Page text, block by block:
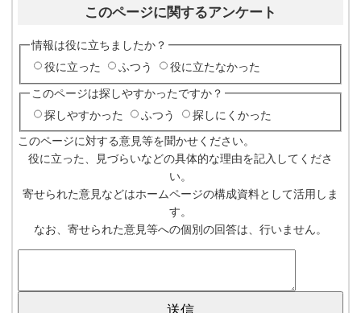
このページに関するアンケート
情報は役に立ちましたか？
役に立った
ふつう 役に立たなかった
このページは探しやすかったですか？
探しやすかった
ふつう 探しにくかった
このページに対する意見等を聞かせください。
役に立った、見づらいなどの具体的な理由を記入してくださ
い。
寄せられた意見などはホームページの構成資料として活用しま
す。
なお、寄せられた意見等への個別の回答は、行いません。